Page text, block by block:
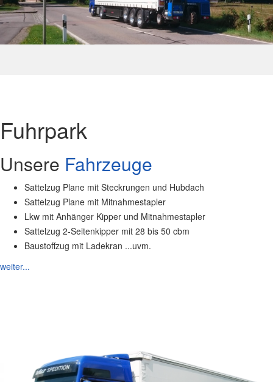
Fuhrpark
Unsere Fahrzeuge
Sattelzug Plane mit Steckrungen und Hubdach
Sattelzug Plane mit Mitnahmestapler
Lkw mit Anhänger Kipper und Mitnahmestapler
Sattelzug 2-Seitenkipper mit 28 bis 50 cbm
Baustoffzug mit Ladekran ...uvm.
weiter...